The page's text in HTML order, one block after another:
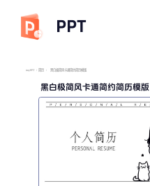
PPT
imyPPT / 简历 / 黑白极简风卡通简约简历模版
黑白极简风卡通简约简历模版